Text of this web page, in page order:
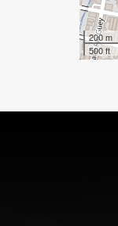
200 m
500 ft